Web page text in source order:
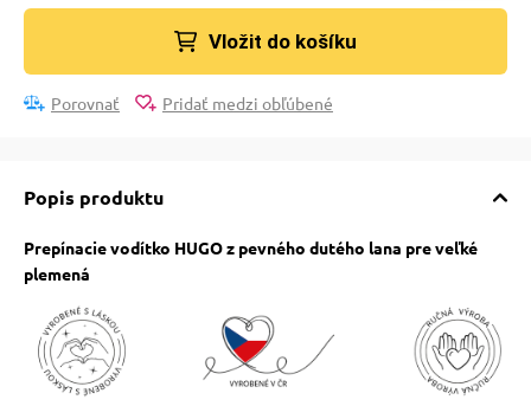
poukazy
Vložit do košíku
Porovnať Pridať medzi obľúbené
Popis produktu
Prepínacie vodítko HUGO z pevného dutého lana pre veľké
plemená